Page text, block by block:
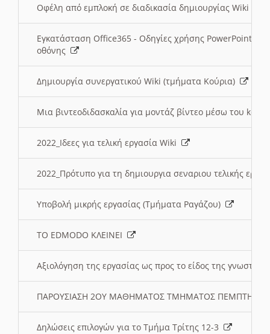
Οφέλη από εμπλοκή σε διαδικασία δημιουργίας Wiki
Εγκατάσταση Office365 - Οδηγίες χρήσης PowerPoint
οθόνης
Δημιουργία συνεργατικού Wiki (τμήματα Κούρια)
Μια βιντεοδιδασκαλία για μοντάζ βίντεο μέσω του
2022_Ιδεες για τελική εργασία Wiki
2022_Πρότυπο για τη δημιουργια σεναριου τελικής
Υποβολή μικρής εργασίας (Τμήματα Ραγάζου)
ΤΟ EDMODO ΚΛΕΙΝΕΙ
Αξιολόγηση της εργασίας ως προς το είδος της
ΠΑΡΟΥΣΙΑΣΗ 2ΟΥ ΜΑΘΗΜΑΤΟΣ ΤΜΗΜΑΤΟΣ
Δηλώσεις επιλογών για το Τμήμα Τρίτης 12-3